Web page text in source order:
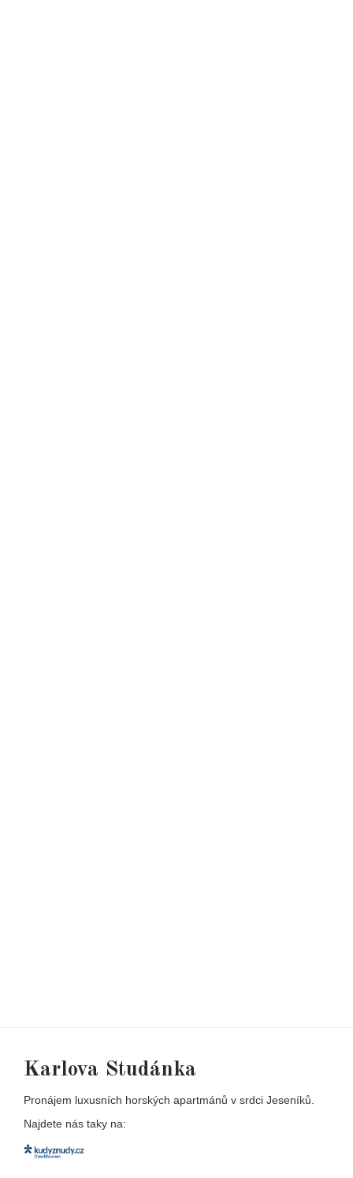
Karlova Studánka
Pronájem luxusních horských apartmánů v srdci Jeseníků.
Najdete nás taky na: